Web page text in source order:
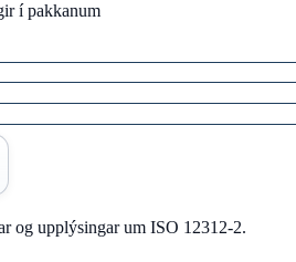
í pakkanum
og upplýsingar um ISO 12312-2.